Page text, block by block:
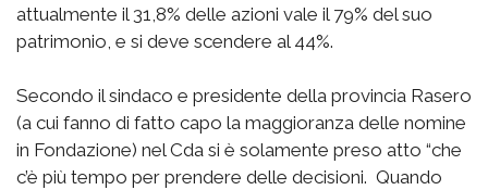
attualmente il 31,8% delle azioni vale il 79% del suo
patrimonio, e si deve scendere al 44%.
Secondo il sindaco e presidente della provincia Rasero
(a cui fanno di fatto capo la maggioranza delle nomine
in Fondazione) nel Cda si è solamente preso atto “che
c’è più tempo per prendere delle decisioni. Quando